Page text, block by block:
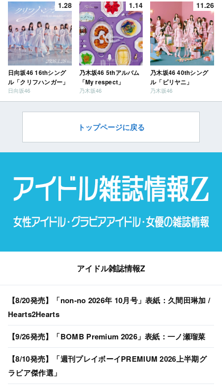
1.28
日向坂46 16thシング
ル「クリフハンガー」
日向坂46
1.14
乃木坂46 5thアルバム
「My respect」
乃木坂46
11.26
乃木坂46 40thシング
ル「ビリヤニ」
乃木坂46
トップページに戻る
アイドル雑誌情報Z
【8/20発売】「non-no 2026年 10月号」表紙：久間田琳加 /
Hearts2Hearts
【9/26発売】「BOMB Premium 2026」表紙：一ノ瀬瑠菜
【8/10発売】「週刊プレイボーイPREMIUM 2026上半期グ
ラビア傑作選」